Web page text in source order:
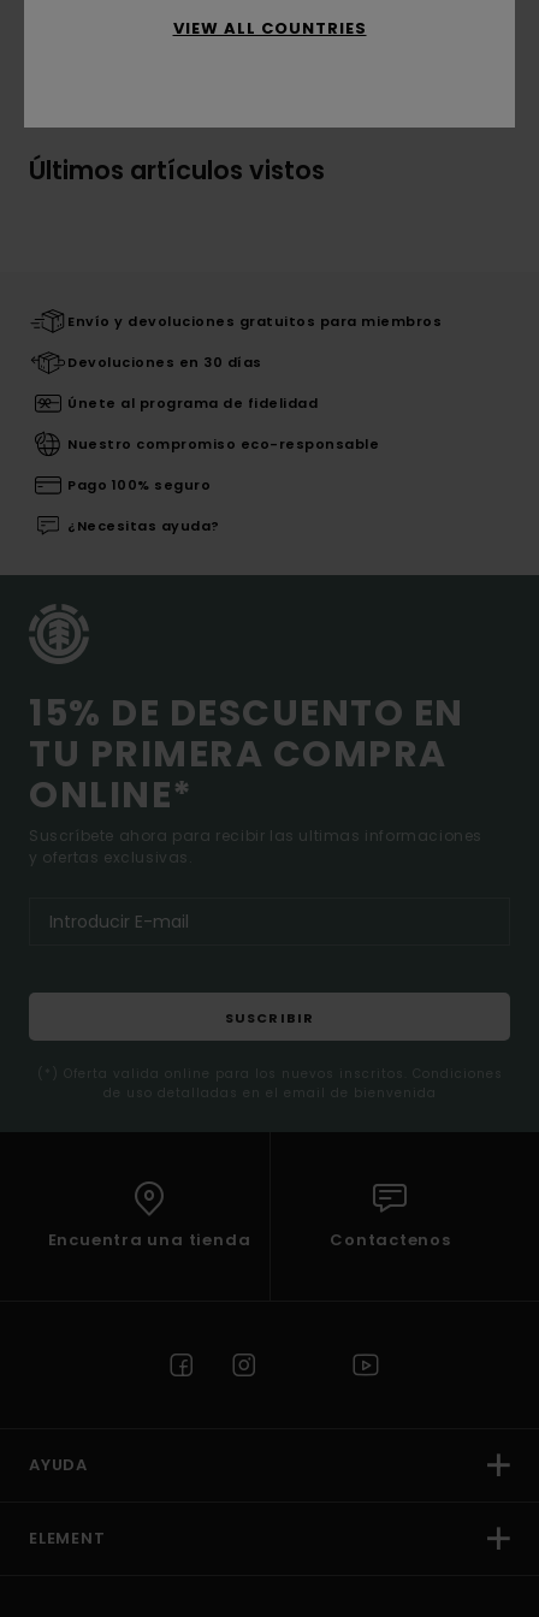
Últimos artículos vistos
Envío y devoluciones gratuitos para miembros
Devoluciones en 30 días
Únete al programa de fidelidad
Nuestro compromiso eco-responsable
Pago 100% seguro
¿Necesitas ayuda?
15% DE DESCUENTO EN
TU PRIMERA COMPRA
ONLINE*
Suscríbete ahora para recibir las ultimas informaciones
y ofertas exclusivas.
SUSCRIBIR
(*) Oferta valida online para los nuevos inscritos. Condiciones
de uso detalladas en el email de bienvenida
Encuentra una tienda Contactenos
AYUDA
ELEMENT
VIEW ALL COUNTRIES